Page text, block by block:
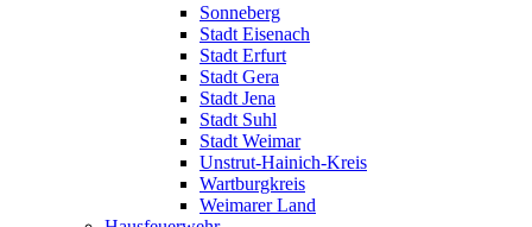
Sonneberg
Stadt Eisenach
Stadt Erfurt
Stadt Gera
Stadt Jena
Stadt Suhl
Stadt Weimar
Unstrut-Hainich-Kreis
Wartburgkreis
Weimarer Land